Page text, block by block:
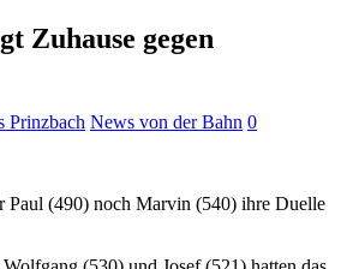
Zuhause gegen
Prinzbach News von der Bahn 0
Paul (490) noch Marvin (540) ihre Duelle